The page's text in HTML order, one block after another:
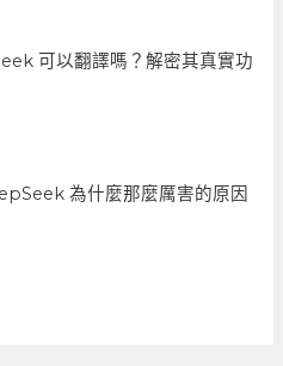
可以翻譯嗎？解密其真實功
為什麼那麼厲害的原因